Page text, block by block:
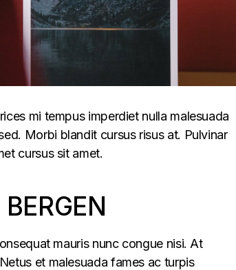
mi tempus imperdiet nulla malesuada
Morbi blandit cursus risus at. Pulvinar
cursus sit amet.
mauris nunc congue nisi. At
et malesuada fames ac turpis